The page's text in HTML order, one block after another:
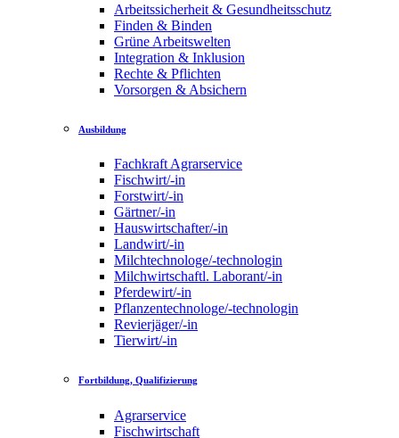
Arbeitssicherheit & Gesundheitsschutz
Finden & Binden
Grüne Arbeitswelten
Integration & Inklusion
Rechte & Pflichten
Vorsorgen & Absichern
Ausbildung
Fachkraft Agrarservice
Fischwirt/-in
Forstwirt/-in
Gärtner/-in
Hauswirtschafter/-in
Landwirt/-in
Milchtechnologe/-technologin
Milchwirtschaftl. Laborant/-in
Pferdewirt/-in
Pflanzentechnologe/-technologin
Revierjäger/-in
Tierwirt/-in
Fortbildung, Qualifizierung
Agrarservice
Fischwirtschaft